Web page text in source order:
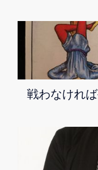
戦わなけれ